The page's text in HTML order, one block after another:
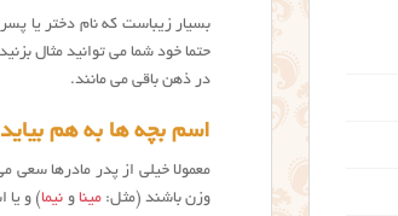
بسیار زیباست که نام دختر یا
حتما خود شما می توانید مثال
در ذهن باقی می مانند.
اسم بچه ها به هم
معمولا خیلی از پدر مادرها سعی
وزن باشند (مثل:مینا و نیما) و یا